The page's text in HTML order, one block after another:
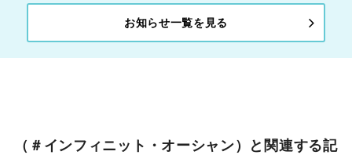
お知らせ一覧を見る
（＃インフィニット・オーシャン）と関連する記